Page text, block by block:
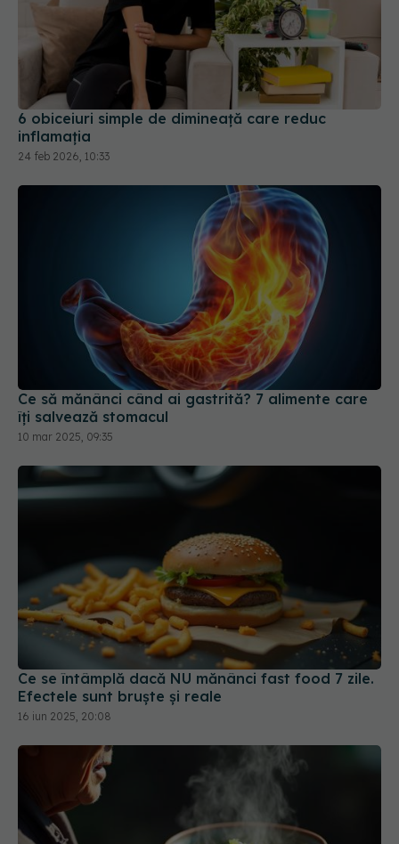
6 obiceiuri simple de dimineață care reduc
inflamația
24 feb 2026, 10:33
Ce să mănânci când ai gastrită? 7 alimente care
îți salvează stomacul
10 mar 2025, 09:35
Ce se întâmplă dacă NU mănânci fast food 7 zile.
Efectele sunt bruște și reale
16 iun 2025, 20:08